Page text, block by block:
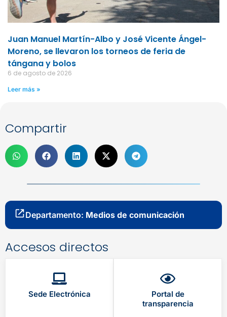
Juan Manuel Martín-Albo y José Vicente Ángel-
Moreno, se llevaron los torneos de feria de
tángana y bolos
6 de agosto de 2026
Leer más »
Compartir
Departamento: Medios de comunicación
Accesos directos
Sede Electrónica
Portal de
transparencia